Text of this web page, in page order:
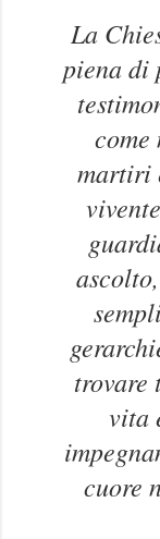
La
piena di
come
martiri
trovare
vita
cuore